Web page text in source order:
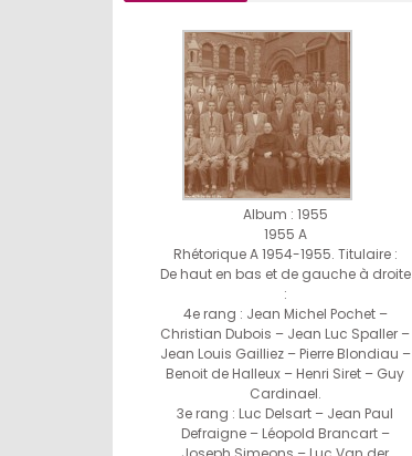
Album : 1955
1955 A
Rhétorique A 1954-1955. Titulaire :
De haut en bas et de gauche à droite
:
4e rang : Jean Michel Pochet –
Christian Dubois – Jean Luc Spaller –
Jean Louis Gailliez – Pierre Blondiau –
Benoit de Halleux – Henri Siret – Guy
Cardinael.
3e rang : Luc Delsart – Jean Paul
Defraigne – Léopold Brancart –